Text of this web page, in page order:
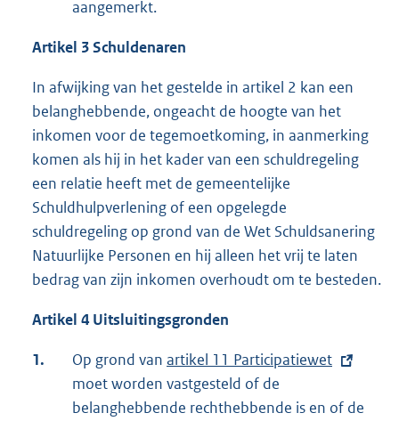
aangemerkt.
Artikel 3Schuldenaren
In afwijking van het gestelde in artikel 2 kan een
belanghebbende, ongeacht de hoogte van het
inkomen voor de tegemoetkoming, in aanmerking
komen als hij in het kader van een schuldregeling
een relatie heeft met de gemeentelijke
Schuldhulpverlening of een opgelegde
schuldregeling op grond van de Wet Schuldsanering
Natuurlijke Personen en hij alleen het vrij te laten
bedrag van zijn inkomen overhoudt om te besteden.
Artikel 4 Uitsluitingsgronden
1. Op grond van E
x
t
artikel 11 Participatiewet
moet worden vastgesteld of de
belanghebbende rechthebbende is en of de